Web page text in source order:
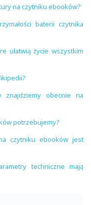
na czytniku ebooków?
baterii czytnika
ułatwią życie wszystkim
znajdziemy obecnie na
potrzebujemy?
czytniku ebooków jest
techniczne mają